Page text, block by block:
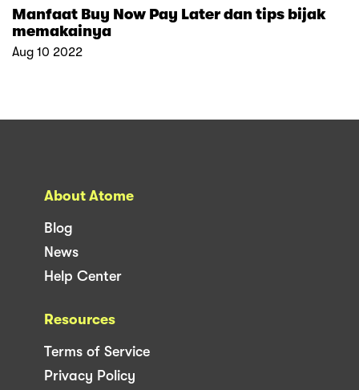
Manfaat Buy Now Pay Later dan tips bijak
memakainya
Aug 10 2022
About Atome
Blog
News
Help Center
Resources
Terms of Service
Privacy Policy